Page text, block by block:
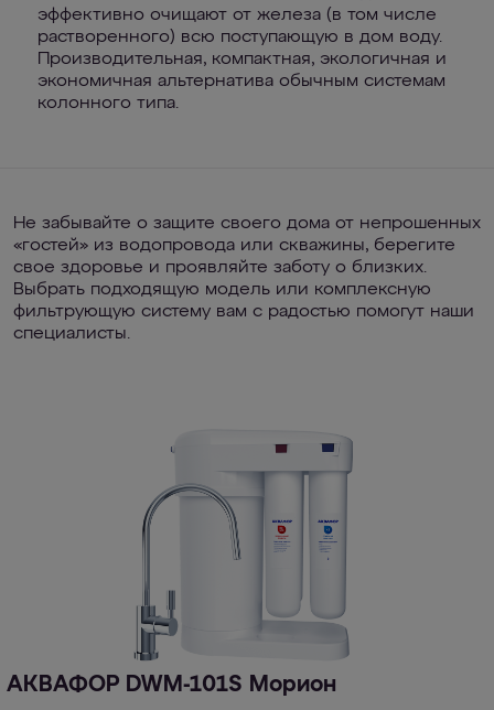
эффективно очищают от железа (в том числе
растворенного) всю поступающую в дом воду.
Производительная, компактная, экологичная и
экономичная альтернатива обычным системам
колонного типа.
Не забывайте о защите своего дома от непрошенных
«гостей» из водопровода или скважины, берегите
свое здоровье и проявляйте заботу о близких.
Выбрать подходящую модель или комплексную
фильтрующую систему вам с радостью помогут наши
специалисты.
АКВАФОР DWM-101S Морион